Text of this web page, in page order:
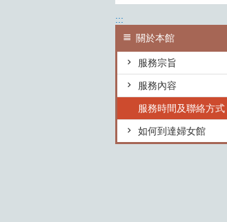
:::
關於本館
服務宗旨
服務內容
服務時間及聯絡方式
如何到達婦女館